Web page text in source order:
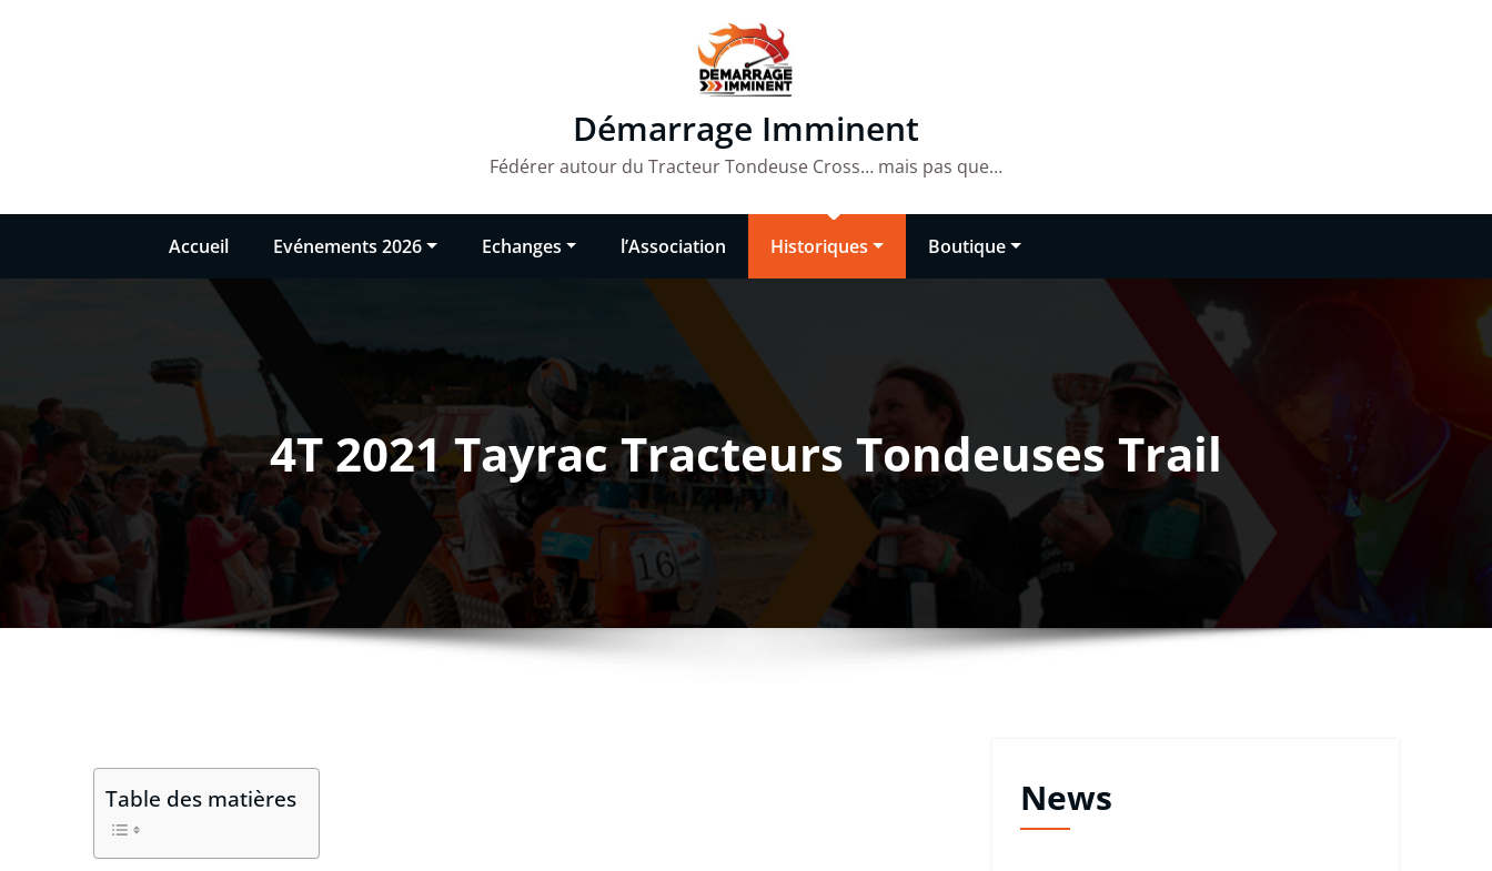
Démarrage Imminent
Fédérer autour du Tracteur Tondeuse Cross… mais pas que…
Accueil Evénements 2026 Echanges l’Association Historiques Boutique
4T 2021 Tayrac Tracteurs Tondeuses Trail
Table des matières News